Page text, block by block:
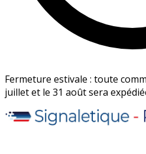
Fermeture estivale : toute
juillet et le 31 août sera